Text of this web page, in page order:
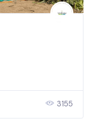
3155